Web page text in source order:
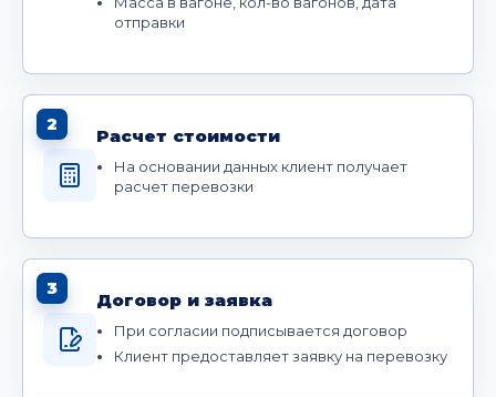
отправки
2
Расчет стоимости
На основании данных клиент получает
расчет перевозки
3
Договор и заявка
При согласии подписывается договор
Клиент предоставляет заявку на перевозку